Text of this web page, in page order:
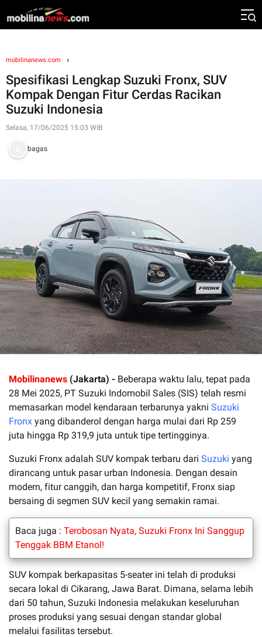
mobilinanews.com
Spesifikasi Lengkap Suzuki Fronx, SUV
Kompak Dengan Fitur Cerdas Racikan
Suzuki Indonesia
Selasa, 17/06/2025 15:03 WIB
bagas
Mobilinanews (Jakarta) - Beberapa waktu lalu, tepat pada
28 Mei 2025, PT Suzuki Indomobil Sales (SIS) telah resmi
memasarkan model kendaraan terbarunya yakni Suzuki
Fronx yang dibanderol dengan harga mulai dari Rp 259
juta hingga Rp 319,9 juta untuk tipe tertingginya.
Suzuki Fronx adalah SUV kompak terbaru dari Suzuki yang
dirancang untuk pasar urban Indonesia. Dengan desain
modern, fitur canggih, dan harga kompetitif, Fronx siap
bersaing di segmen SUV kecil yang semakin ramai.
Baca juga : Terobosan Nyata, Suzuki Fronx Ini Sanggup
Tenggak BBM Etanol!
SUV kompak berkapasitas 5-seater ini telah di produksi
secara lokal di Cikarang, Jawa Barat. Dimana, selama lebih
dari 50 tahun, Suzuki Indonesia melakukan keseluruhan
proses produksi yang sesuai dengan standar global
melalui fasilitas tersebut.